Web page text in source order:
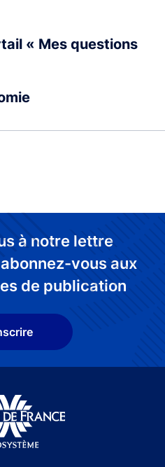
« Mes questions
à notre lettre
vous aux
de publication